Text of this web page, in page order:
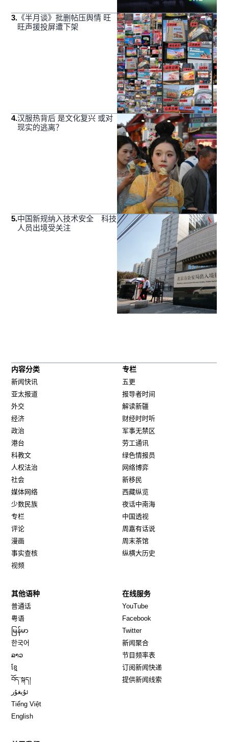
3. 《半月谈》批删帖压舆情 旺
旺声援投屏遭下架
4.汉服热背后 是文化复兴 或对
现实的逃离？
5.中国新规纳入技术安全 科技
人员出境受关注
内容分类
新闻快讯
亚太报道
外交
经济
政治
港台
科教文
人权法治
社会
媒体网络
少数民族
专栏
评论
漫画
事实查核
视频
专栏
五更
报导者时间
解读新疆
财经时时听
军事无禁区
劳工通讯
绿色情报员
网络博弈
新移民
西藏纵览
夜话中南海
中国透视
周嘉有话说
周末茶馆
纵横大历史
其他语种
普通话
粤语
မြန်မာ
한국어
ລາວ
ខ្មែ
བོད་སྐད།
ئۇيغۇر
Tiếng Việt
English
在线服务
YouTube
Facebook
TwitterOpens in new window
新闻聚合
节目频率表
订阅新闻快递
提供新闻线索